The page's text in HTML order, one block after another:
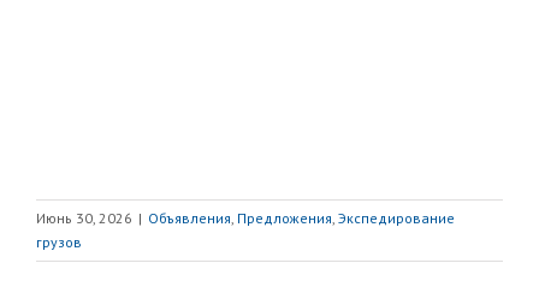
Июнь 30, 2026 | Объявления, Предложения, Экспедирование
грузов